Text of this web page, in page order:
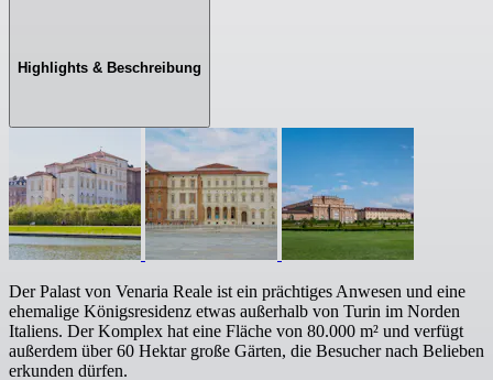
Highlights & Beschreibung
Der Palast von Venaria Reale ist ein prächtiges Anwesen und eine
ehemalige Königsresidenz etwas außerhalb von Turin im Norden
Italiens. Der Komplex hat eine Fläche von 80.000 m² und verfügt
außerdem über 60 Hektar große Gärten, die Besucher nach Belieben
erkunden dürfen.